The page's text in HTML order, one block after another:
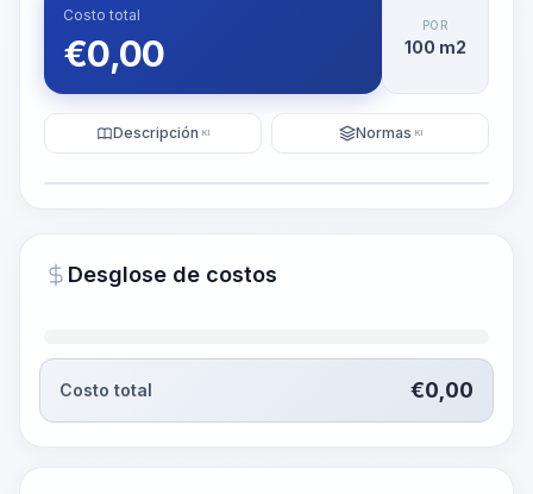
~15-30 Sek.
Costo total
€0,00
POR
100 m2
Descripción KI Normas KI
Desglose de costos
Costo total €0,00